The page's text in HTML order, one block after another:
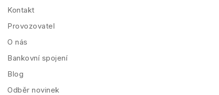
Kontakt
Provozovatel
O nás
Bankovní spojení
Blog
Odběr novinek